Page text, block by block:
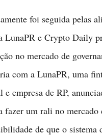
foi seguida pelas
LunaPR e Crypto Daily
no mercado de
com a LunaPR, uma
empresa de RP,
fazer um rali no mercado
de que o sistema